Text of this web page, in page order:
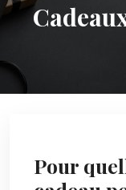
Pour